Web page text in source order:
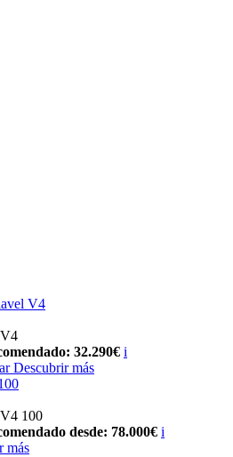
V4
32.290€ i
Descubrir más
100
desde: 78.000€ i
más